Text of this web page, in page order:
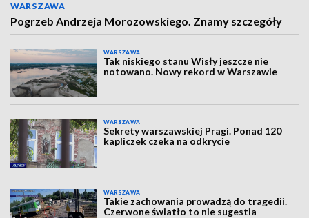
WARSZAWA
Pogrzeb Andrzeja Morozowskiego. Znamy szczegóły
WARSZAWA
Tak niskiego stanu Wisły jeszcze nie
notowano. Nowy rekord w Warszawie
WARSZAWA
Sekrety warszawskiej Pragi. Ponad 120
kapliczek czeka na odkrycie
WARSZAWA
Takie zachowania prowadzą do tragedii.
Czerwone światło to nie sugestia